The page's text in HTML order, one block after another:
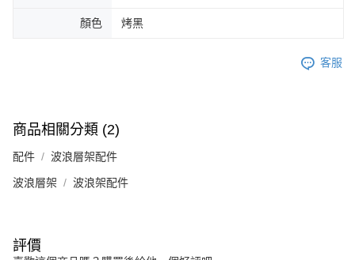
顏色 烤黑
客服
商品相關分類 (2)
配件 波浪層架配件
波浪層架 波浪架配件
評價